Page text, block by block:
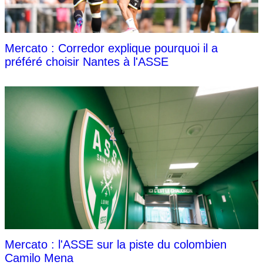
Mercato : Corredor explique pourquoi il a
préféré choisir Nantes à l'ASSE
Mercato : l'ASSE sur la piste du colombien
Camilo Mena